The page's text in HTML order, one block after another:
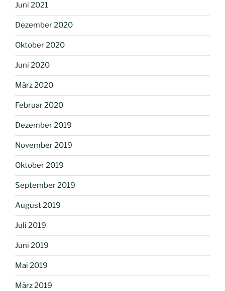
Juni 2021
Dezember 2020
Oktober 2020
Juni 2020
März 2020
Februar 2020
Dezember 2019
November 2019
Oktober 2019
September 2019
August 2019
Juli 2019
Juni 2019
Mai 2019
März 2019